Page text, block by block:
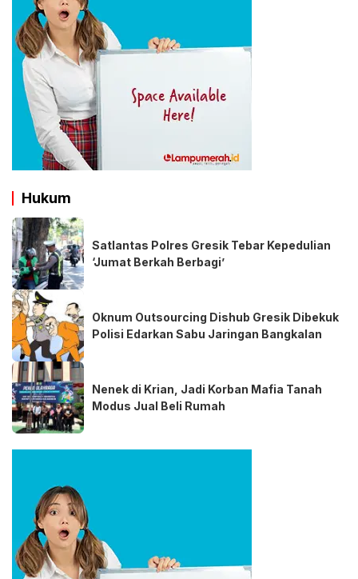
Hukum
Satlantas Polres Gresik Tebar Kepedulian
‘Jumat Berkah Berbagi’
Oknum Outsourcing Dishub Gresik Dibekuk
Polisi Edarkan Sabu Jaringan Bangkalan
Nenek di Krian, Jadi Korban Mafia Tanah
Modus Jual Beli Rumah